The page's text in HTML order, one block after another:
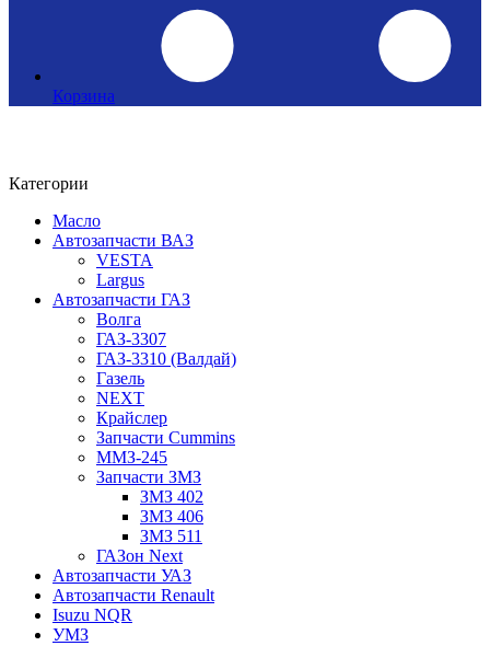
Корзина
Категории
Масло
Автозапчасти ВАЗ
VESTA
Largus
Автозапчасти ГАЗ
Волга
ГАЗ-3307
ГАЗ-3310 (Валдай)
Газель
NEXT
Крайслер
Запчасти Cummins
ММЗ-245
Запчасти ЗМЗ
ЗМЗ 402
ЗМЗ 406
ЗМЗ 511
ГАЗон Next
Автозапчасти УАЗ
Автозапчасти Renault
Isuzu NQR
УМЗ